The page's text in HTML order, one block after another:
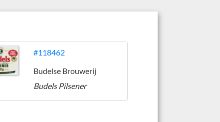
#118462
Budelse Brouwerij
Budels Pilsener